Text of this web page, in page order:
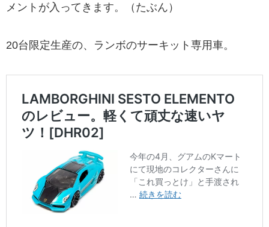
メントが入ってきます。（たぶん）
20台限定生産の、ランボのサーキット専用車。